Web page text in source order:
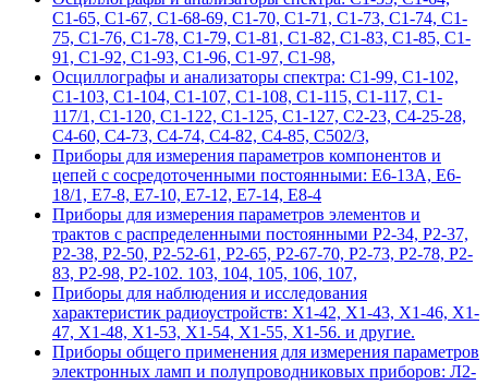
С1-65, С1-67, С1-68-69, С1-70, С1-71, С1-73, С1-74, С1-
75, С1-76, С1-78, С1-79, С1-81, С1-82, С1-83, С1-85, С1-
91, С1-92, С1-93, С1-96, С1-97, С1-98,
Осциллографы и анализаторы спектра: С1-99, С1-102,
С1-103, С1-104, С1-107, С1-108, С1-115, С1-117, С1-
117/1, С1-120, С1-122, С1-125, С1-127, С2-23, С4-25-28,
С4-60, С4-73, С4-74, С4-82, С4-85, С502/3,
Приборы для измерения параметров компонентов и
цепей с сосредоточенными постоянными: Е6-13А, Е6-
18/1, Е7-8, Е7-10, Е7-12, Е7-14, Е8-4
Приборы для измерения параметров элементов и
трактов с распределенными постоянными Р2-34, Р2-37,
Р2-38, Р2-50, Р2-52-61, Р2-65, Р2-67-70, Р2-73, Р2-78, Р2-
83, Р2-98, Р2-102. 103, 104, 105, 106, 107,
Приборы для наблюдения и исследования
характеристик радиоустройств: Х1-42, Х1-43, Х1-46, Х1-
47, Х1-48, Х1-53, Х1-54, Х1-55, Х1-56. и другие.
Приборы общего применения для измерения параметров
электронных ламп и полупроводниковых приборов: Л2-